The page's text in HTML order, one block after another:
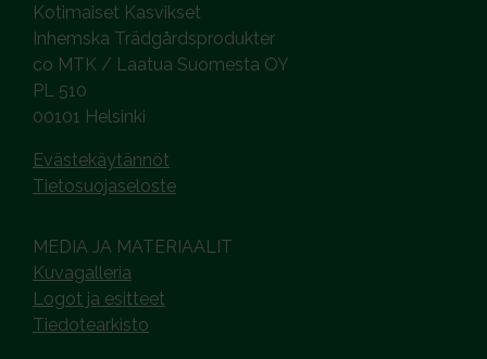
Kotimaiset Kasvikset
Inhemska Trädgårdsprodukter
co MTK / Laatua Suomesta OY
PL 510
00101 Helsinki
Evästekäytännöt
Tietosuojaseloste
MEDIA JA MATERIAALIT
Kuvagalleria
Logot ja esitteet
Tiedotearkisto